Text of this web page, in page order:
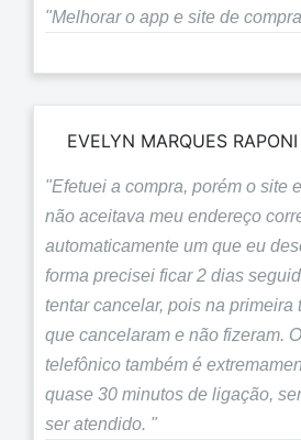
"Melhorar o app e site de
EVELYN MARQUES RAPONI
"Efetuei a compra, porém o site
não aceitava meu endereço
automaticamente um que eu
forma precisei ficar 2 dias
tentar cancelar, pois na primeira
que cancelaram e não fizeram.
telefônico também é
quase 30 minutos de ligação,
ser atendido. "